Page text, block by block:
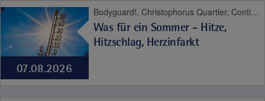
07.08.2026
Bodyguard!, Christophorus Quartier, Contilia Herz- und Gefäßzentrum, Contilia Institut für Psychosoziale Medizin, Contilia Klinik Management, Contilia Pflege und Betreuung, Contilia Zentrum für Arbeitsmedizin und Gesundheitsmanagement, Contilia Zentrum für Krankenhaushygiene, CTR Huttrop, Elisabeth-Krankenhaus Essen, Emmaus Quartier, Engelbertus Quartier, Fachklinik Kamillushaus Heidhausen, Franziskushaus, Franziskus Quartier, Geriatrie-Zentrum Haus Berge, Gesundheitspark Altenessen, Haus Berge, Haus Berge Quartier, Hildegardis Quartier, Katholisches Familienzentrum und Kindergarten Auf den Hufen, Kängurus - Ambulante Kinderkrankenpflege, Katholische Kliniken Ruhrhalbinsel, Kita St. Theresia, Laurentius Quartier, Maria Frieden Quartier, Martin Luther Quartier, MVZ Contilia GmbH, Philippusstift, Praxis am Grillo-Theater, Raphaelhaus, SPORTZ - Medizinisches Gerätetraining, Sportz Am Uhlenkrug, St. Andreas Quartier, St. Elisabeth-Krankenhaus Niederwenigern, St. Elisabeth Quartier, St. Josef-Krankenhaus Kupferdreh, St. Josef Quartier, St. Marien-Hospital Mülheim an der Ruhr, St. Marien Quartier, Stationäre Reha Sucht, Theaterpassage, Therapie und Reha Kupferdreh, Wohnanlage St. Anna-Stift
Was für ein Sommer - Hitze,
Hitzschlag, Herzinfarkt